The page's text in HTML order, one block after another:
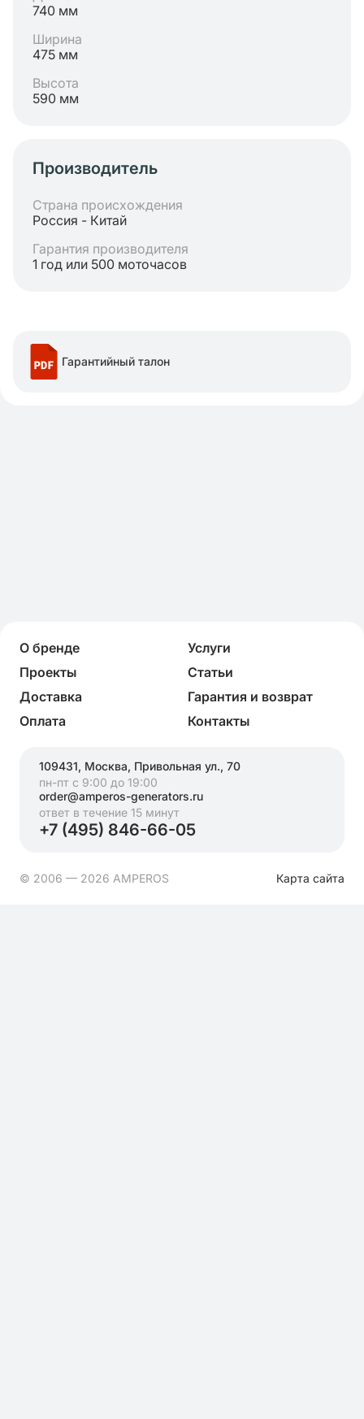
740 мм
Ширина
475 мм
Высота
590 мм
Производитель
Страна происхождения
Россия - Китай
Гарантия производителя
1 год или 500 моточасов
Гарантийный талон
О бренде
Услуги
Проекты
Статьи
Доставка
Гарантия и возврат
Оплата
Контакты
109431, Москва, Привольная ул., 70
пн-пт с 9:00 до 19:00
order@amperos-generators.ru
ответ в течение 15 минут
+7 (495) 846-66-05
© 2006 — 2026 AMPEROS Карта сайта